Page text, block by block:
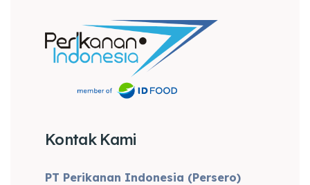
Kontak Kami
PT Perikanan Indonesia (Persero)